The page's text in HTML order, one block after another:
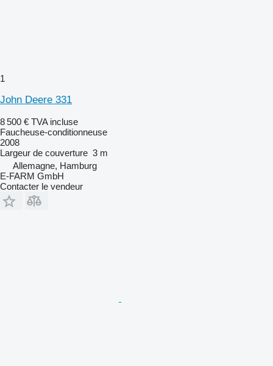
1
John Deere 331
8 500 € TVA incluse
Faucheuse-conditionneuse
2008
Largeur de couverture 3 m
Allemagne, Hamburg
E-FARM GmbH
Contacter le vendeur